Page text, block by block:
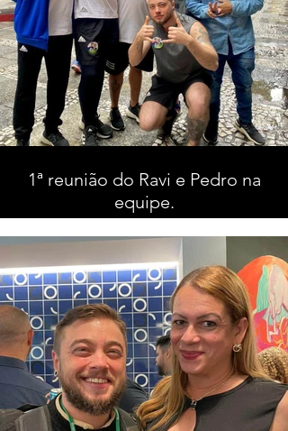
1ª reunião do Ravi e Pedro na
equipe.